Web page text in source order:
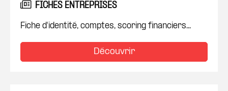
FICHES ENTREPRISES
Fiche d'identité, comptes, scoring financiers...
Découvrir